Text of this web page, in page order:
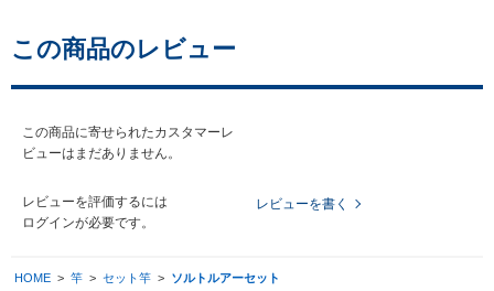
この商品のレビュー
この商品に寄せられたカスタマーレ
ビューはまだありません。
レビューを評価するには
ログインが必要です。
レビューを書く
HOME > 竿 > セット竿 > ソルトルアーセット